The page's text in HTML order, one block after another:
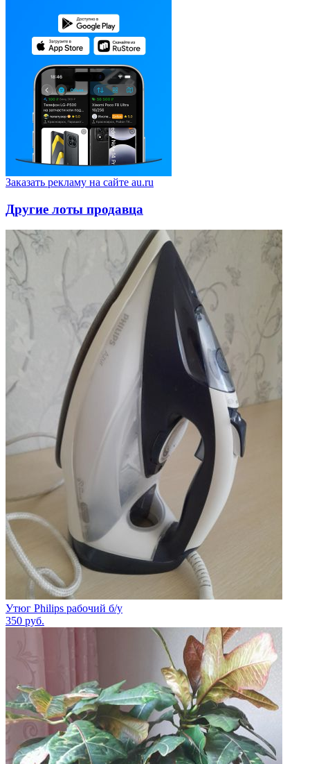
Заказать рекламу на сайте au.ru
Другие лоты продавца
Утюг Philips рабочий б/у
350 руб.